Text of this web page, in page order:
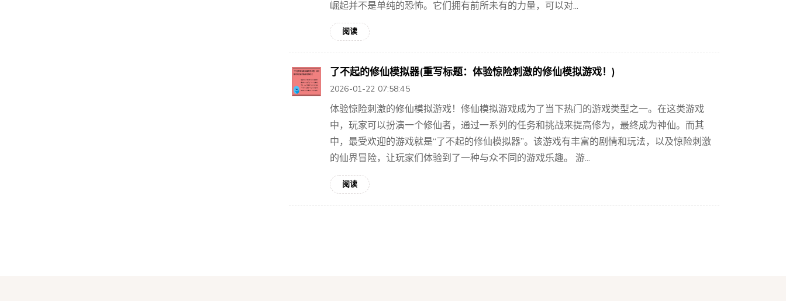
崛起并不是单纯的恐怖。它们拥有前所未有的力量，可以对...
阅读
了不起的修仙模拟器(重写标题：体验惊险刺激的修仙模拟游戏！)
2026-01-22 07:58:45
体验惊险刺激的修仙模拟游戏！修仙模拟游戏成为了当下热门的游戏类型之一。在这类游戏
中，玩家可以扮演一个修仙者，通过一系列的任务和挑战来提高修为，最终成为神仙。而其
中，最受欢迎的游戏就是“了不起的修仙模拟器”。该游戏有丰富的剧情和玩法，以及惊险刺激
的仙界冒险，让玩家们体验到了一种与众不同的游戏乐趣。 游...
阅读